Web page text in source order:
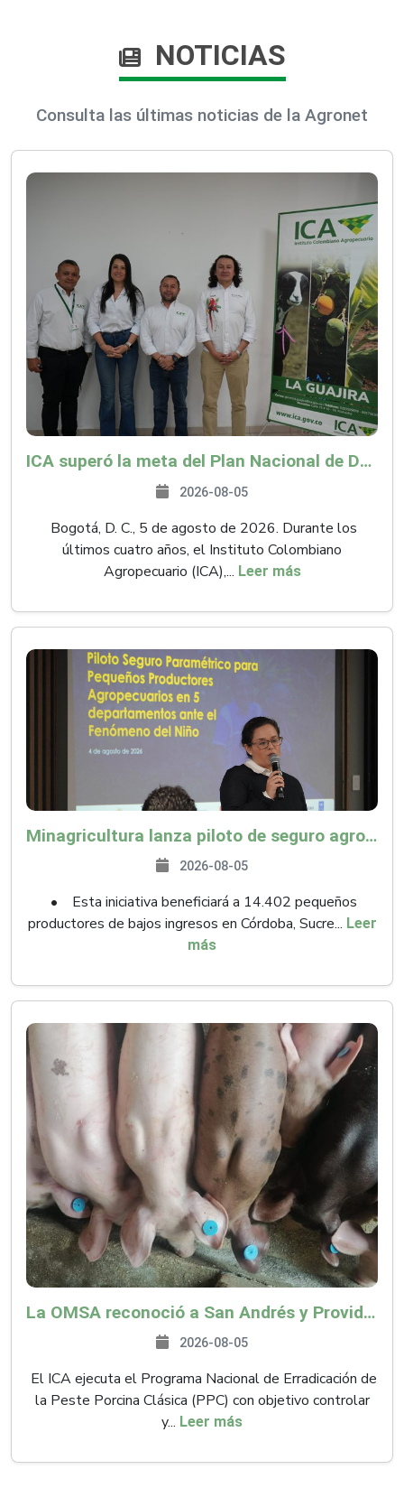
NOTICIAS
Consulta las últimas noticias de la Agronet
ICA superó la meta del Plan Nacional de Desarrollo y abrió 61 mercados internacionales
2026-08-05
Bogotá, D. C., 5 de agosto de 2026. Durante los
últimos cuatro años, el Instituto Colombiano
Agropecuario (ICA),... Leer más
Minagricultura lanza piloto de seguro agropecuario por $9.625 millones para proteger a más de 14.000 pequeños productores contra riesgos del Fenómeno de El Niño
2026-08-05
• Esta iniciativa beneficiará a 14.402 pequeños
productores de bajos ingresos en Córdoba, Sucre... Leer
más
La OMSA reconoció a San Andrés y Providencia como zona libre de Peste Porcina Clásica (PPC)
2026-08-05
El ICA ejecuta el Programa Nacional de Erradicación de
la Peste Porcina Clásica (PPC) con objetivo controlar
y... Leer más